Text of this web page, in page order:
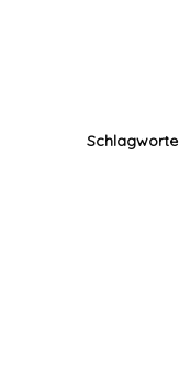
Schlagworte